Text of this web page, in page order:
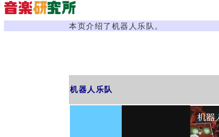
本页介绍了机器人乐队。
机器人乐队